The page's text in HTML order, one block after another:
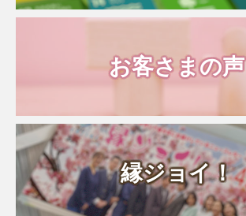
お客さまの声
縁ジョイ！